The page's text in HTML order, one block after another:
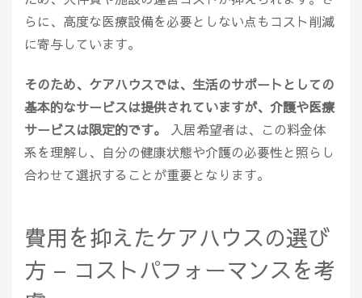
らに、高度な医療設備を必要としない点もコスト削減
に寄与しています。
そのため、ケアハウスでは、生活のサポートとしての
基本的なサービスは提供されていますが、介護や医療
サービスは限定的です。
入居希望者は、この料金体
系を理解し、自分の健康状態や介護の必要性と照らし
合わせて選択することが重要となります。
費用を抑えたケアハウスの選び
方 – コストパフォーマンスを考